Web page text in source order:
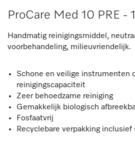
ProCare Med 10 PRE - 1
Handmatig reinigingsmiddel,
voorbehandeling, milieuvriendelijk.
Schone en veilige instrumenten
reinigingscapaciteit
Zeer behoedzame reiniging
Gemakkelijk biologisch
Fosfaatvrij
Recyclebare verpakking